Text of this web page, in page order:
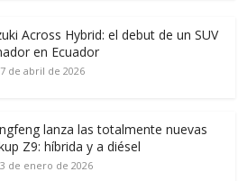
Across Hybrid: el debut de un SUV
en Ecuador
de abril de 2026
lanza las totalmente nuevas
Z9: híbrida y a diésel
de enero de 2026